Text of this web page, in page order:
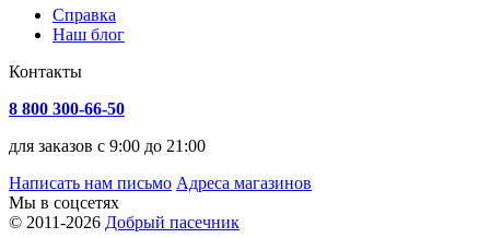
Справка
Наш блог
Контакты
8 800 300-66-50
для заказов с 9:00 до 21:00
Написать нам письмо Адреса магазинов
Мы в соцсетях
© 2011-2026 Добрый пасечник